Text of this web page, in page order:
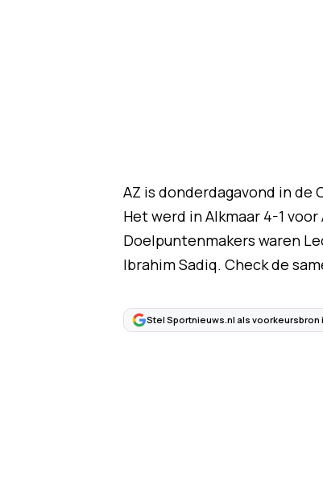
AZ is donderdagavond in de
Het werd in Alkmaar 4-1
Doelpuntenmakers waren
Ibrahim Sadiq. Check de
Stel Sportnieuws.nl als voorkeursbron